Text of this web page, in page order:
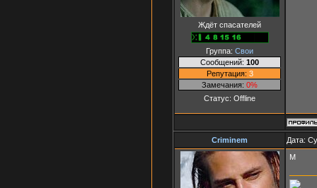
Ждёт спасателей
Группа: Свои
Сообщений: 100
Репутация: 3
Замечания: 0%
Статус: Offline
Criminem Дата:
М